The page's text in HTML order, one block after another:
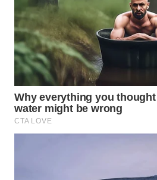
WN
CIANJUR
WN
KEPULAUAN
WN
TANGERANG